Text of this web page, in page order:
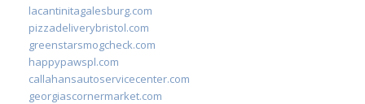
lacantinitagalesburg.com
pizzadeliverybristol.com
greenstarsmogcheck.com
happypawspl.com
callahansautoservicecenter.com
georgiascornermarket.com